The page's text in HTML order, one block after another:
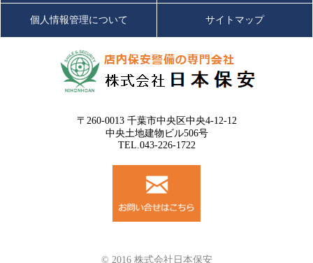
個人情報管理について サイトマップ
〒260-0013 千葉市中央区中央4-12-12
中央土地建物ビル506号
TEL.043-226-1722
© 2016 株式会社日本保安